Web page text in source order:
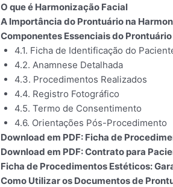
O que é Harmonização Facial
A Importância do Prontuário na
Componentes Essenciais do
4.1. Ficha de Identificação do
4.2. Anamnese Detalhada
4.3. Procedimentos Realizados
4.4. Registro Fotográfico
4.5. Termo de Consentimento
4.6. Orientações Pós-Procedimento
Download em PDF: Ficha de
Download em PDF: Contrato para
Ficha de Procedimentos Estéticos:
Como Utilizar os Documentos de